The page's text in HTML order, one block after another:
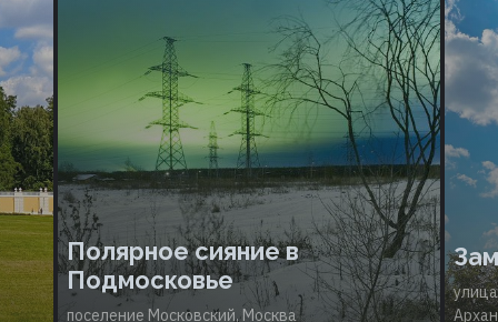
Полярное сияние в
Подмосковье
поселение Московский, Москва